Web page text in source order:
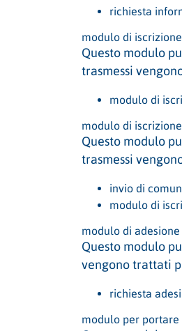
richiesta
modulo di
Questo modulo
trasmessi
modulo di
modulo di
Questo modulo
trasmessi
invio di
modulo di
modulo di
Questo modulo
vengono trattati
richiesta
modulo per portare